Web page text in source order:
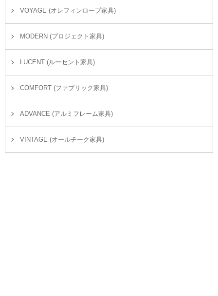
VOYAGE (オレフィンロープ家具)
MODERN (プロジェクト家具)
LUCENT (ルーセント家具)
COMFORT (ファブリック家具)
ADVANCE (アルミフレーム家具)
VINTAGE (オールチーク家具)